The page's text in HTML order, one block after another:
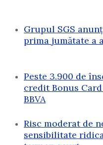
Grupul SGS
prima jumătate a
Peste 3.900 de
credit Bonus
BBVA
Risc moderat de
sensibilitate